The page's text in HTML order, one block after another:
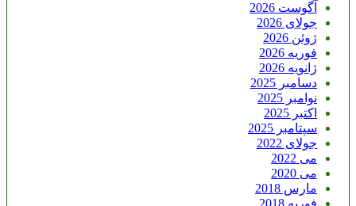
آگوست 2026
جولای 2026
ژوئن 2026
فوریه 2026
ژانویه 2026
دسامبر 2025
نوامبر 2025
اکتبر 2025
سپتامبر 2025
جولای 2022
می 2022
می 2020
مارس 2018